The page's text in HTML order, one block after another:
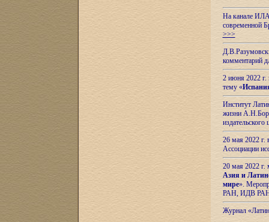
На канале ИЛА
современной
>>>
комментарий
2 июня 2022 г.
тему «
Институт
жизни
26 мая 2022
Ассоциации
20 мая 2022
Азия и
мире».
РАН, ИДВ
Журнал